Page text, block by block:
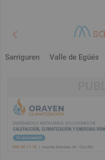
chevron_left
Sarriguren Valle de Egüés